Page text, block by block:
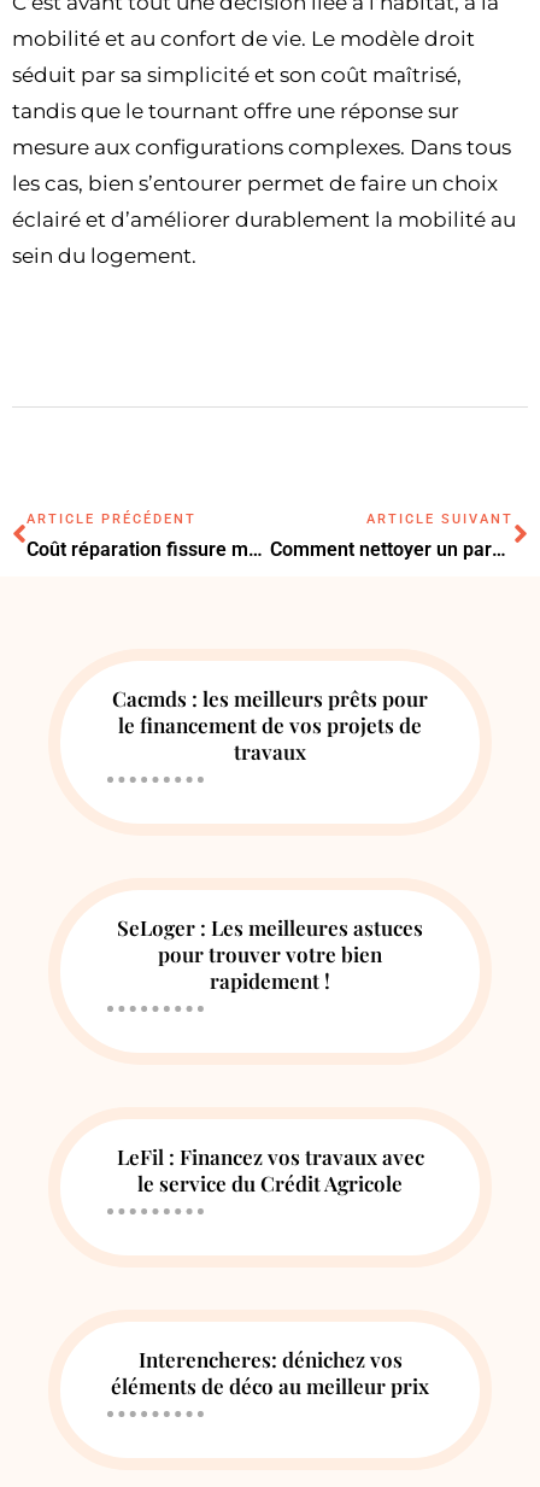
mobilité et au confort de vie. Le modèle droit
séduit par sa simplicité et son coût maîtrisé,
tandis que le tournant offre une réponse sur
mesure aux configurations complexes. Dans tous
les cas, bien s’entourer permet de faire un choix
éclairé et d’améliorer durablement la mobilité au
sein du logement.
ARTICLE PRÉCÉDENT
Coût réparation fissure maison : le budget nécessaire pour protéger votre habitat
ARTICLE SUIVANT
Comment nettoyer un parquet au quotidien sans l’abîmer ?
Cacmds : les meilleurs prêts pour
le financement de vos projets de
travaux
SeLoger : Les meilleures astuces
pour trouver votre bien
rapidement !
LeFil : Financez vos travaux avec
le service du Crédit Agricole
Interencheres: dénichez vos
éléments de déco au meilleur prix